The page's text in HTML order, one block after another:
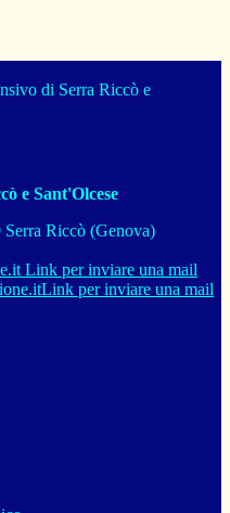
di Serra Riccò e
e Sant'Olcese
Riccò (Genova)
Link per inviare una mail
Link per inviare una mail